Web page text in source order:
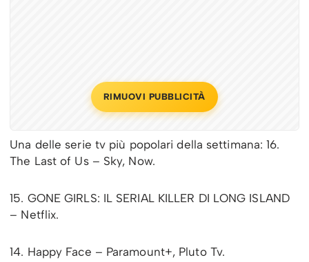
RIMUOVI PUBBLICITÀ
Una delle serie tv più popolari della settimana: 16.
The Last of Us – Sky, Now.
15. GONE GIRLS: IL SERIAL KILLER DI LONG ISLAND
– Netflix.
14. Happy Face – Paramount+, Pluto Tv.